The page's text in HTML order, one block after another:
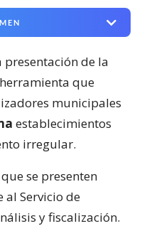
presentación de la
que
municipales
establecimientos
irregular.
se presenten
al Servicio de
y fiscalización.